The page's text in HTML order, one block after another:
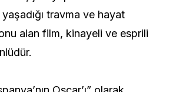
travma ve hayat
alan film, kinayeli ve esprili